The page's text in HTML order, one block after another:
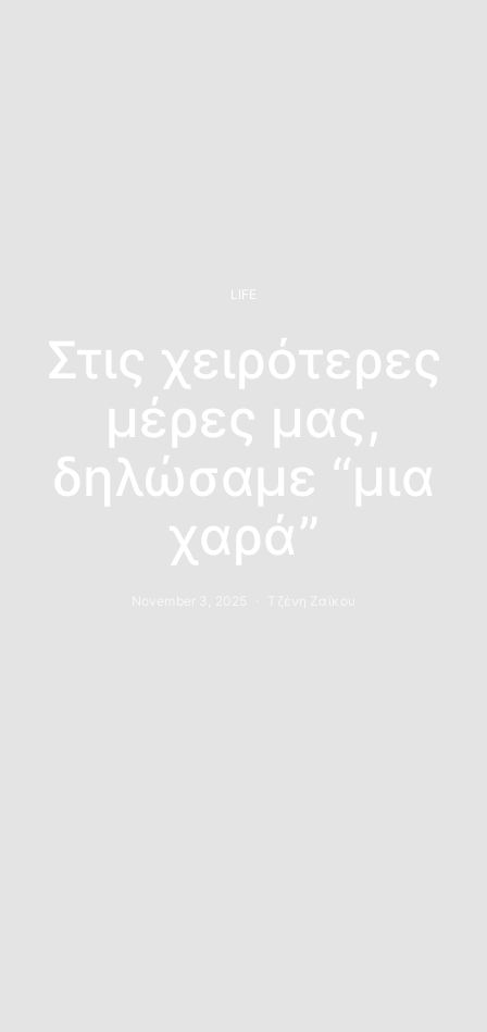
LIFE
Στις χειρότερες
μέρες μας,
δηλώσαμε “μια
χαρά”